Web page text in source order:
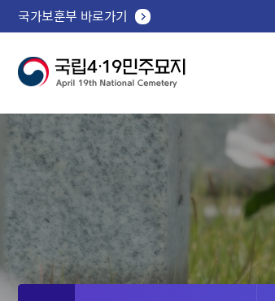
국가보훈부 바로가기